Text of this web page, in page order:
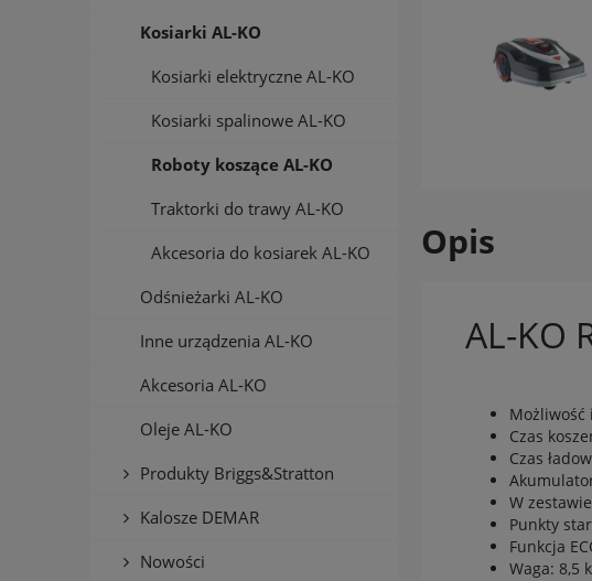
Kosiarki AL-KO
Kosiarki elektryczne AL-KO
Kosiarki spalinowe AL-KO
Roboty koszące AL-KO
Traktorki do trawy AL-KO
Akcesoria do kosiarek AL-KO
Odśnieżarki AL-KO
Inne urządzenia AL-KO
Akcesoria AL-KO
Oleje AL-KO
Produkty Briggs&Stratton
Kalosze DEMAR
Nowości
Opis
AL-KO
Możliwość
Czas
Czas
W
Punkty
Funkcja
Waga: 8,5